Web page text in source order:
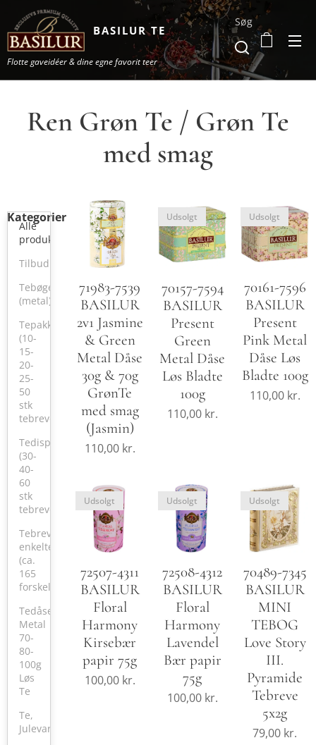
BASILUR TE
Flotte gaveidéer & dine egne favorit teer
Søg
Ren Grøn Te / Grøn Te
med smag
Kategorier
Alle
produkter
Tilbud
Tebøger
(metal)
Tepakker
(10-
15-
20-
25-
50
stk
tebreve)
Tedisplay
(30-
40-
60
stk
tebreve)
Tebreve,
enkelte
(ca.
165
forskellige)
Tedåser
Metal
70-
80-
100g
Løs
Te
Te,
Julevarer
71983-7539
BASILUR
2v1 Jasmine
& Green
Metal Dåse
30g & 70g
GrønTe
med smag
(Jasmin)
110,00kr.
70157-7594
BASILUR
Present
Green
Metal Dåse
Løs Bladte
100g
Udsolgt
110,00kr.
70161-7596
BASILUR
Present
Pink Metal
Dåse Løs
Bladte 100g
Udsolgt
110,00kr.
72507-4311
BASILUR
Floral
Harmony
Kirsebær
papir 75g
Udsolgt
100,00kr.
72508-4312
BASILUR
Floral
Harmony
Lavendel
Bær papir
75g
Udsolgt
100,00kr.
70489-7345
BASILUR
MINI
TEBOG
Love Story
III.
Pyramide
Tebreve
5x2g
Udsolgt
79,00 kr.